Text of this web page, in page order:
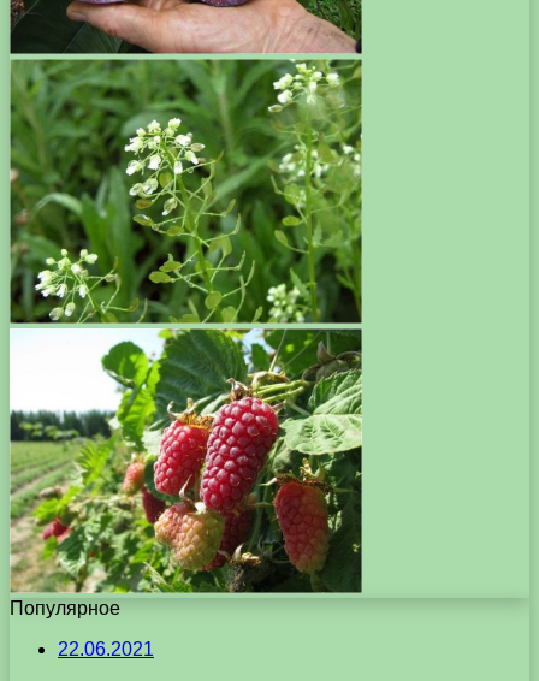
Популярное
22.06.2021